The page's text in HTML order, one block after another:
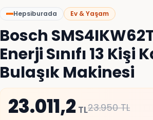
Hepsiburada Ev & Yaşam
Bosch
Enerji Sınıfı 13
Bulaşık Makinesi
23.011,2 TL23.950TL